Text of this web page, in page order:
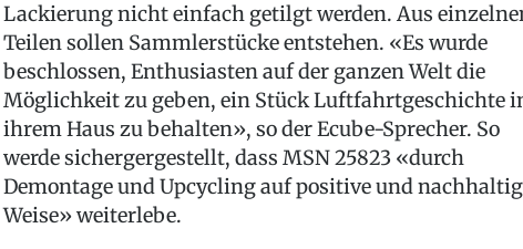
Lackierung nicht einfach getilgt werden. Aus
Teilen sollen Sammlerstücke entstehen. «Es wurde
beschlossen, Enthusiasten auf der ganzen Welt die
Möglichkeit zu geben, ein Stück Luftfahrtgeschichte
ihrem Haus zu behalten», so der Ecube-Sprecher. So
werde sichergergestellt, dass MSN 25823 «durch
Demontage und Upcycling auf positive und
Weise» weiterlebe.